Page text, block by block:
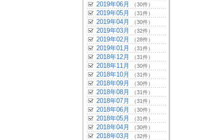
2019年06月 （30件）
2019年05月 （31件）
2019年04月 （30件）
2019年03月 （32件）
2019年02月 （28件）
2019年01月 （31件）
2018年12月 （31件）
2018年11月 （30件）
2018年10月 （31件）
2018年09月 （30件）
2018年08月 （31件）
2018年07月 （31件）
2018年06月 （30件）
2018年05月 （31件）
2018年04月 （30件）
2018年03月 （32件）